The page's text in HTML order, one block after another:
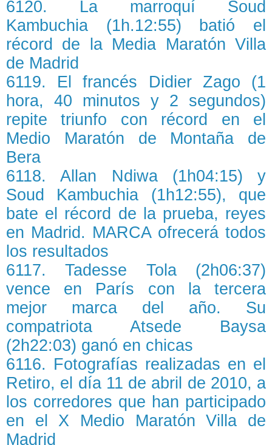
6120. La marroquí Soud
Kambuchia (1h.12:55) batió el
récord de la Media Maratón Villa
de Madrid
6119. El francés Didier Zago (1
hora, 40 minutos y 2 segundos)
repite triunfo con récord en el
Medio Maratón de Montaña de
Bera
6118. Allan Ndiwa (1h04:15) y
Soud Kambuchia (1h12:55), que
bate el récord de la prueba, reyes
en Madrid. MARCA ofrecerá todos
los resultados
6117. Tadesse Tola (2h06:37)
vence en París con la tercera
mejor marca del año. Su
compatriota Atsede Baysa
(2h22:03) ganó en chicas
6116. Fotografías realizadas en el
Retiro, el día 11 de abril de 2010, a
los corredores que han participado
en el X Medio Maratón Villa de
Madrid